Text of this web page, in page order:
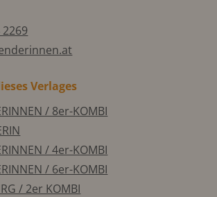
2269
Verlages
/ 8er-KOMBI
/ 4er-KOMBI
/ 6er-KOMBI
/ 2er KOMBI